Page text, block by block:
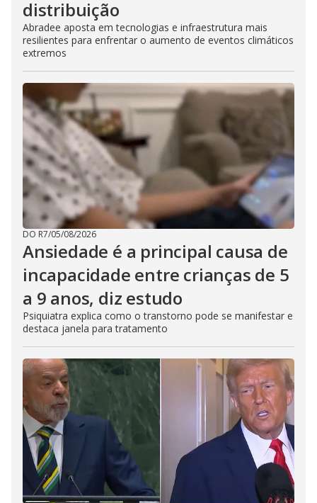
distribuição
Abradee aposta em tecnologias e infraestrutura mais
resilientes para enfrentar o aumento de eventos climáticos
extremos
DO R7/05/08/2026
Ansiedade é a principal causa de
incapacidade entre crianças de 5
a 9 anos, diz estudo
Psiquiatra explica como o transtorno pode se manifestar e
destaca janela para tratamento